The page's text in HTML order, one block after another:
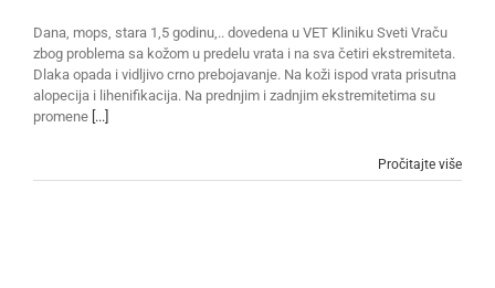
Dana, mops, stara 1,5 godinu,.. dovedena u VET Kliniku Sveti Vraču
zbog problema sa kožom u predelu vrata i na sva četiri ekstremiteta.
Dlaka opada i vidljivo crno prebojavanje. Na koži ispod vrata prisutna
alopecija i lihenifikacija. Na prednjim i zadnjim ekstremitetima su
promene [...]
Pročitajte više